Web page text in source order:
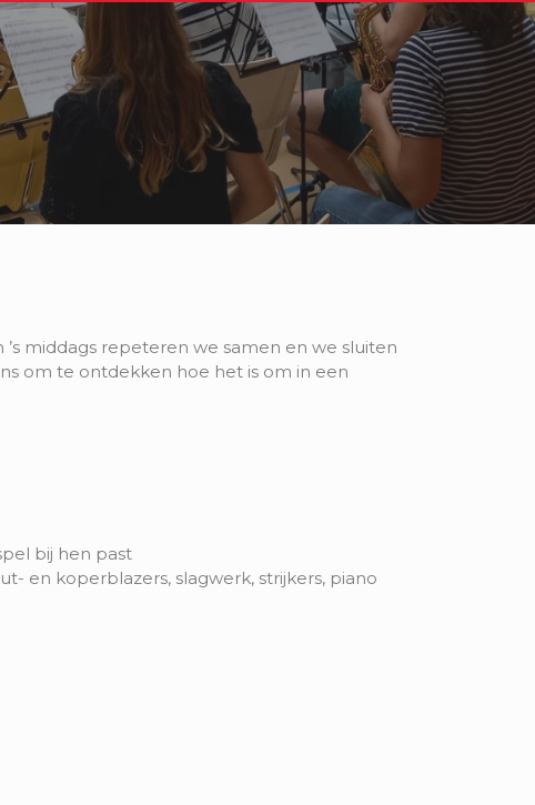
middags repeteren we samen en we sluiten
om te ontdekken hoe het is om in een
bij hen past
en koperblazers, slagwerk, strijkers, piano